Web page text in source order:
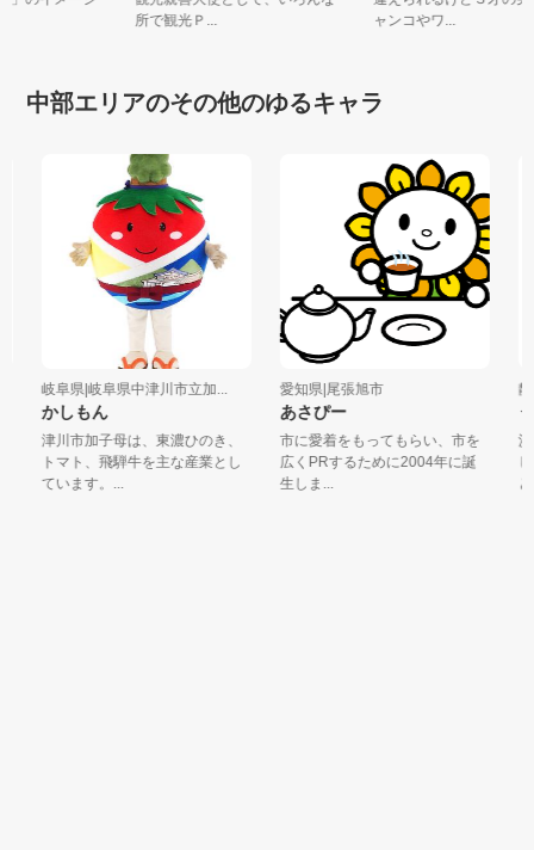
所で観光Ｐ...
ャンコやワ...
中部エリアのその他のゆるキャラ
岐阜県|岐阜県中津川市立加...
かしもん
津川市加子母は、東濃ひのき、
トマト、飛騨牛を主な産業とし
ています。...
愛知県|尾張旭市
あさぴー
市に愛着をもってもらい、市を
広くPRするために2004年に誕
生しま...
静
浜
し
と